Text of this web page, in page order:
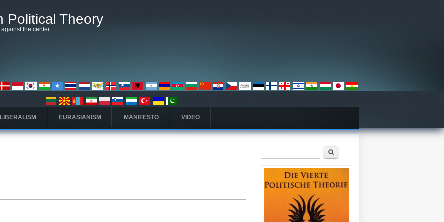
Political Theory
the center
EURASIANISM MANIFESTO VIDEO
Suchformular